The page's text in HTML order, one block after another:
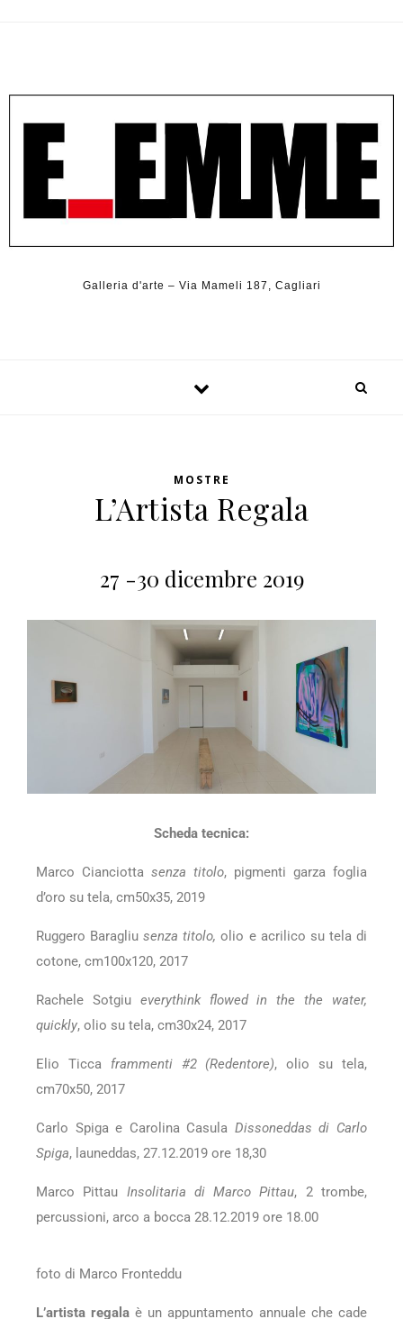
Galleria d'arte – Via Mameli 187, Cagliari
MOSTRE
L’Artista Regala
27 -30 dicembre 2019
Scheda tecnica:
Marco Cianciotta senza titolo, pigmenti garza foglia
d’oro su tela, cm50x35, 2019
Ruggero Baragliusenza titolo,olio e acrilico su tela di
cotone, cm100x120, 2017
Rachele Sotgiu everythink flowed in the the water,
quickly, olio su tela, cm30x24, 2017
Elio Ticca frammenti #2 (Redentore), olio su tela,
cm70x50, 2017
Carlo Spiga e Carolina Casula Dissoneddasdi Carlo
Spiga, launeddas, 27.12.2019 ore 18,30
Marco Pittau Insolitaria di Marco Pittau, 2 trombe,
percussioni, arco a bocca 28.12.2019 ore 18.00
foto di Marco Fronteddu
L’artista regala è un appuntamento annuale che cade